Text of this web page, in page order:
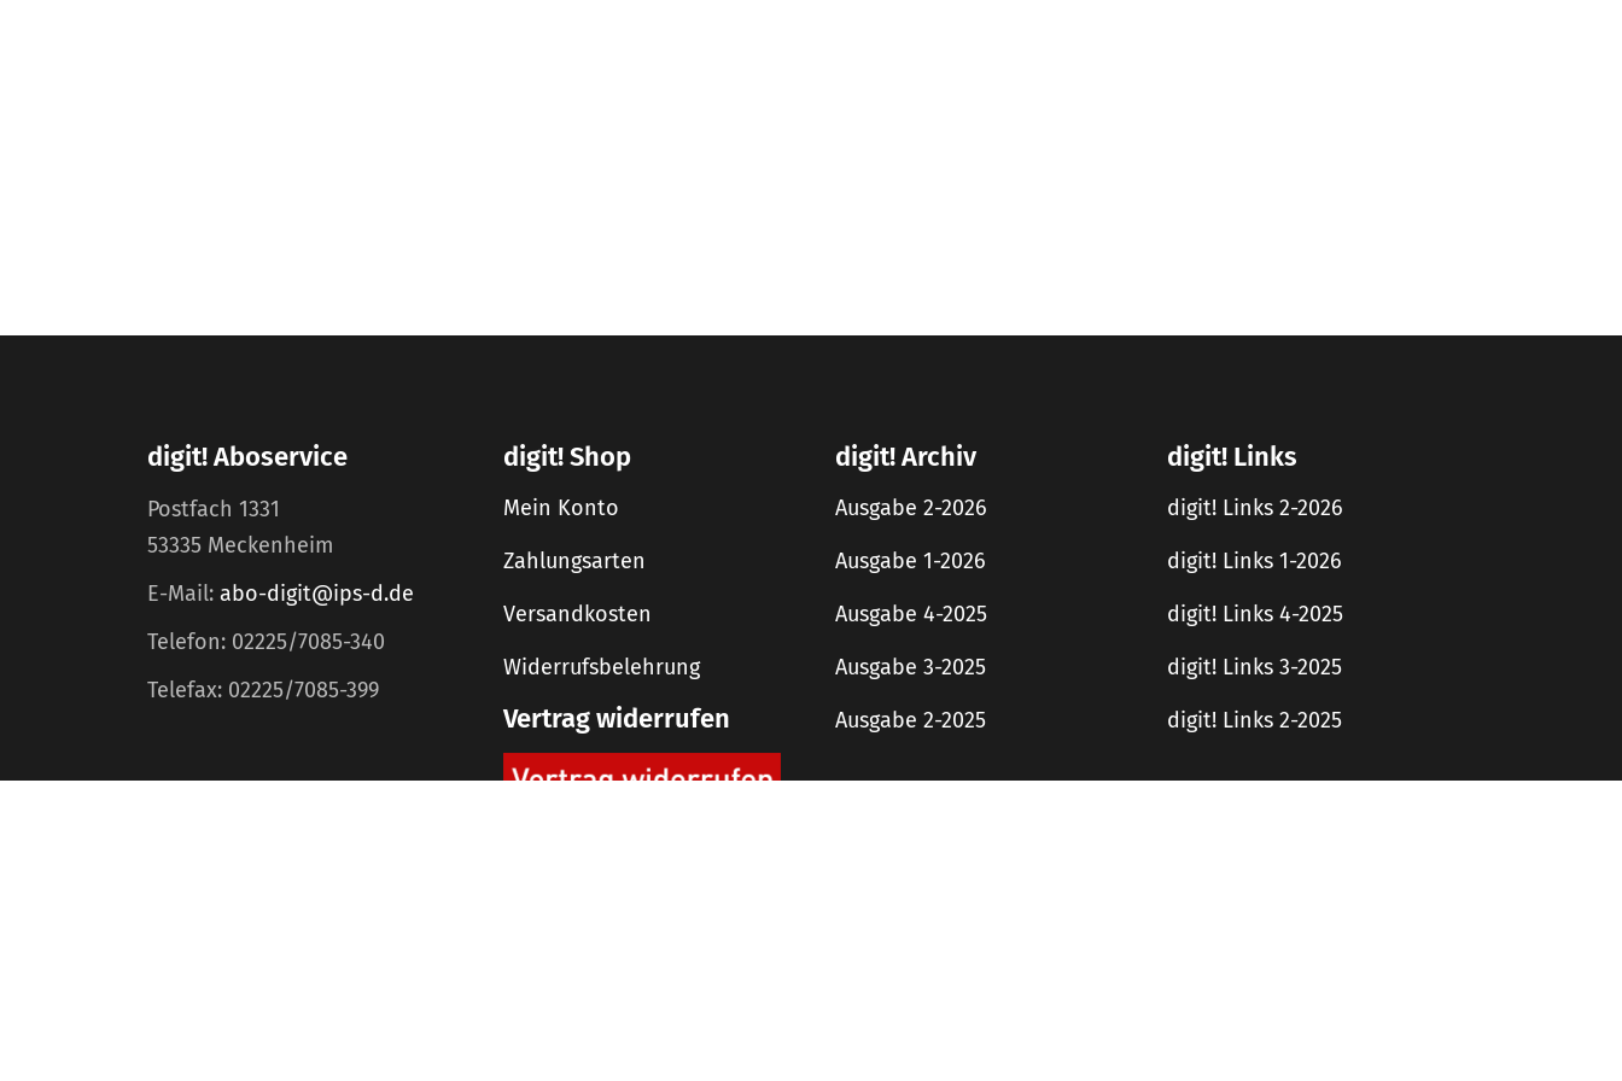
digit! Aboservice
Postfach 1331
53335 Meckenheim
E-Mail: abo-digit@ips-d.de
Telefon: 02225/7085-340
Telefax: 02225/7085-399
digit! Shop
Mein Konto
Zahlungsarten
Versandkosten
Widerrufsbelehrung
Vertrag widerrufen
digit! Archiv
Ausgabe 2-2026
Ausgabe 1-2026
Ausgabe 4-2025
Ausgabe 3-2025
Ausgabe 2-2025
digit! Links
digit! Links 2-2026
digit! Links 1-2026
digit! Links 4-2025
digit! Links 3-2025
digit! Links 2-2025